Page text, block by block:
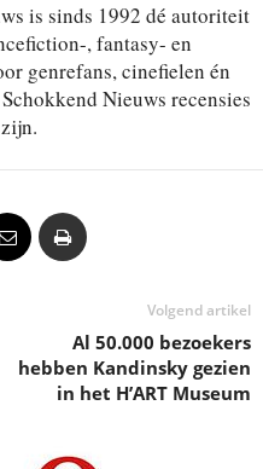
is sinds 1992 dé autoriteit
, fantasy- en
genrefans, cinefielen én
Nieuws recensies
Volgend artikel
Al 50.000 bezoekers
hebben Kandinsky gezien
in het H’ART Museum